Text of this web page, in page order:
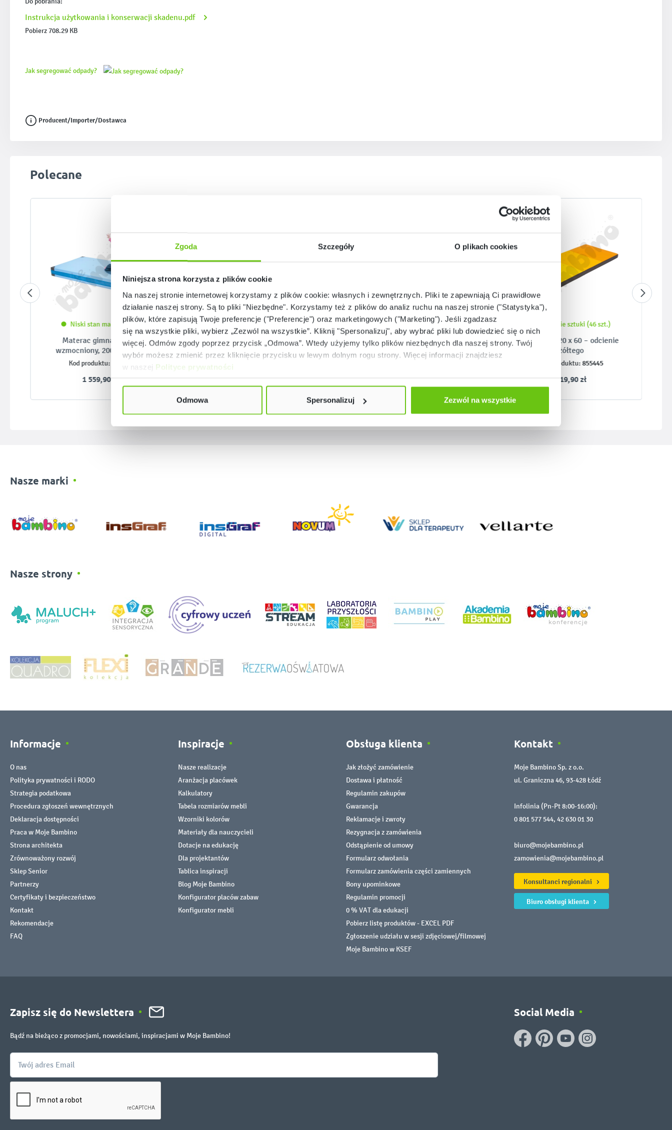
Zgoda Szczegóły O plikach cookies
Niniejsza strona korzysta z plików cookie
Na naszej stronie internetowej korzystamy z plików cookie: własnych i zewnętrznych. Pliki te zapewniają Ci prawidłowe
działanie naszej strony. Są to pliki "Niezbędne". Korzystamy też z plików do analiz ruchu na naszej stronie ("Statystyka"),
plików, które zapisują Twoje preferencje ("Preferencje") oraz marketingowych ("Marketing"). Jeśli zgadzasz
się na wszystkie pliki, wybierz „Zezwól na wszystkie”. Kliknij "Spersonalizuj", aby wybrać pliki lub dowiedzieć się o nich
więcej. Odmów zgody poprzez przycisk „Odmowa”. Wtedy użyjemy tylko plików niezbędnych dla naszej strony. Twój
wybór możesz zmienić przez kliknięcie przycisku w lewym dolnym rogu strony. Więcej informacji znajdziesz
w naszej Polityce prywatności
Odmowa Spersonalizuj Zezwól na wszystkie
Instrukcja użytkowania i konserwacji skadenu.pdf
Pobierz 708.29 KB
Jak segregować odpady?
Producent/Importer/Dostawca
Pomiń galerię produktów
Polecane
Niski stan magazynowy
Materac gimnastyczny
wzmocniony, 200 x 120 cm
Kod produktu:
1 559,90 zł
Ostatnie sztuki (18 szt.)
Materac gimnastyczny, 100 x
150 cm
Kod produktu:
Ostatnie sztuki (43 szt.)
Materac trójdzielny, odcienie
żółtego
Ostatnie sztuki (46 szt.)
Materac 120 x 60 – odcienie
żółtego
Kod produktu:855445
319,90 zł
Nasze marki
Nasze strony
Informacje
O nas
Polityka prywatności i RODO
Strategia podatkowa
Procedura zgłoszeń wewnętrznych
Deklaracja dostępności
Praca w Moje Bambino
Strona architekta
Zrównoważony rozwój
Sklep Senior
Partnerzy
Certyfikaty i bezpieczeństwo
Kontakt
Rekomendacje
FAQ
Inspiracje
Nasze realizacje
Aranżacja placówek
Kalkulatory
Tabela rozmiarów mebli
Wzorniki kolorów
Materiały dla nauczycieli
Dotacje na edukację
Dla projektantów
Tablica inspiracji
Blog Moje Bambino
Konfigurator placów zabaw
Konfigurator mebli
Obsługa klienta
Jak złożyć zamówienie
Dostawa i płatność
Regulamin zakupów
Gwarancja
Reklamacje i zwroty
Rezygnacja z zamówienia
Odstąpienie od umowy
Formularz odwołania
Formularz zamówienia części zamiennych
Bony upominkowe
Regulamin promocji
0 % VAT dla edukacji
Pobierz listę produktów - EXCEL PDF
Zgłoszenie udziału w sesji zdjęciowej/filmowej
Moje Bambino w KSEF
Kontakt
Moje Bambino Sp. z o.o.
ul. Graniczna 46, 93-428 Łódź
Infolinia (Pn-Pt 8:00-16:00):
0 801 577 544, 42 630 01 30
biuro@mojebambino.pl
zamowienia@mojebambino.pl
Konsultanci regionalni
Biuro obsługi klienta
Zapisz się do Newslettera
Bądź na bieżąco z promocjami, nowościami, inspiracjami w Moje Bambino!
Social Media